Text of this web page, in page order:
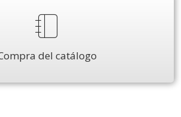
del catálogo